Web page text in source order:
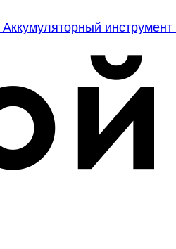
Аккумуляторный инструмент